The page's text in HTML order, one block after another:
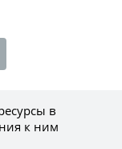
в
к ним